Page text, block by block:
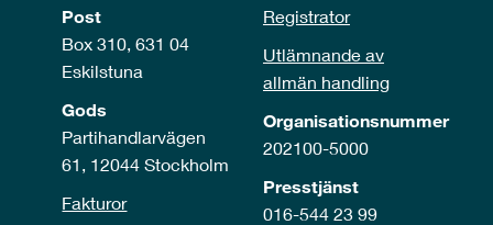
Post
Box 310, 631 04
Eskilstuna
Gods
Partihandlarvägen
61, 12044 Stockholm
Fakturor
Registrator
Utlämnande av
allmän handling
Organisationsnummer
202100-5000
Presstjänst
016-544 23 99